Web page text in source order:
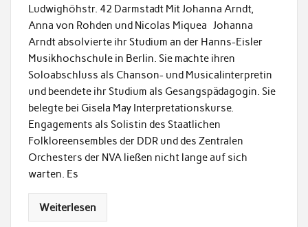
Ludwighöhstr. 42 Darmstadt Mit Johanna Arndt,
Anna von Rohden und Nicolas Miquea Johanna
Arndt absolvierte ihr Studium an der Hanns-Eisler
Musikhochschule in Berlin. Sie machte ihren
Soloabschluss als Chanson- und Musicalinterpretin
und beendete ihr Studium als Gesangspädagogin. Sie
belegte bei Gisela May Interpretationskurse.
Engagements als Solistin des Staatlichen
Folkloreensembles der DDR und des Zentralen
Orchesters der NVA ließen nicht lange auf sich
warten. Es
Weiterlesen